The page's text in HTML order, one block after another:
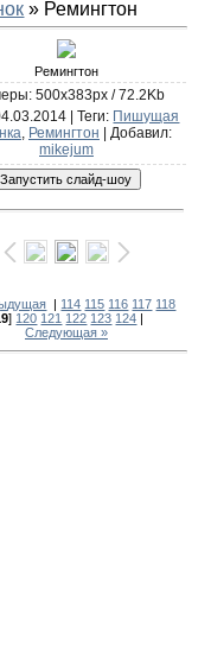
» Ремингтон
Ремингтон
500x383px / 72.2Kb
|Теги: Пишущая
, Ремингтон Добавил:
mikejum
114 115 116 117 118
] 120 121 122 123 124
Следующая »